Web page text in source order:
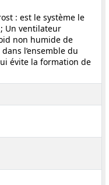
: est le système le
Un ventilateur
non humide de
l’ensemble du
évite la formation de